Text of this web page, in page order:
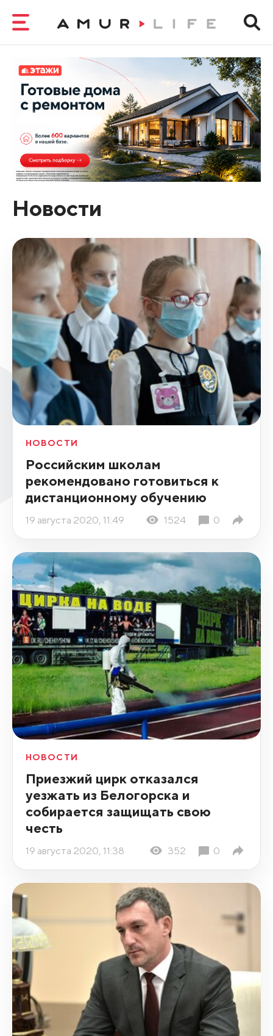
Новости
НОВОСТИ
Российским школам
рекомендовано готовиться к
дистанционному обучению
19 августа 2020, 11:49 1524 0
НОВОСТИ
Приезжий цирк отказался
уезжать из Белогорска и
собирается защищать свою
честь
19 августа 2020, 11:38 352 0